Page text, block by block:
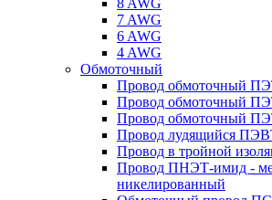
8 AWG
7 AWG
6 AWG
4 AWG
Обмоточный
Провод обмоточный
Провод обмоточный
Провод обмоточный
Провод лудящийся
Провод в тройной
Провод ПНЭТ-имид -
никелированный